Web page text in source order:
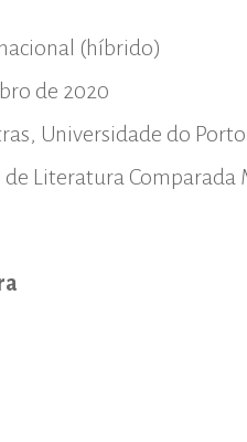
(híbrido)
de 2020
Universidade do Porto
Literatura Comparada